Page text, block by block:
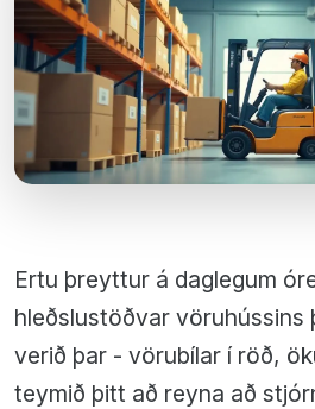
Ertu þreyttur á daglegum
hleðslustöðvar vöruhússins
verið þar - vörubílar í röð,
teymið þitt að reyna að